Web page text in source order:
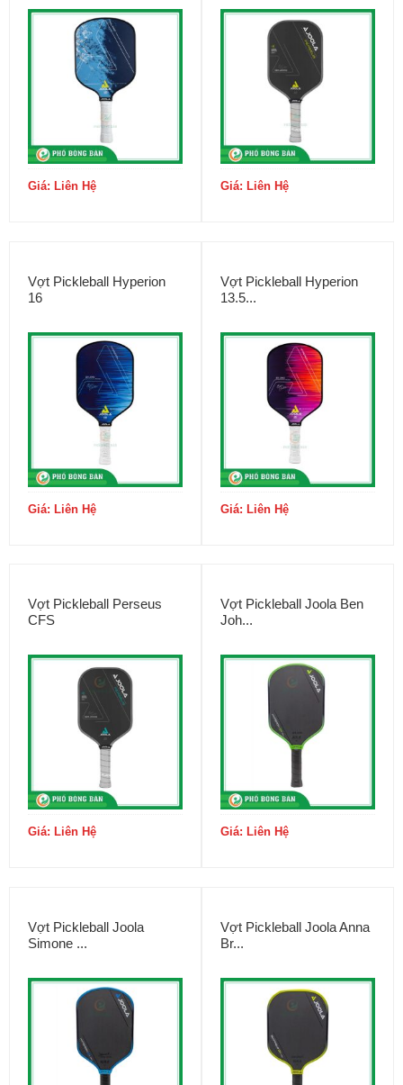
Giá: Liên Hệ Giá: Liên Hệ
Vợt Pickleball Hyperion
16
Giá: Liên Hệ
Vợt Pickleball Hyperion
13.5...
Giá: Liên Hệ
Vợt Pickleball Perseus
CFS
Giá: Liên Hệ
Vợt Pickleball Joola Ben
Joh...
Giá: Liên Hệ
Vợt Pickleball Joola
Simone ...
Vợt Pickleball Joola Anna
Br...